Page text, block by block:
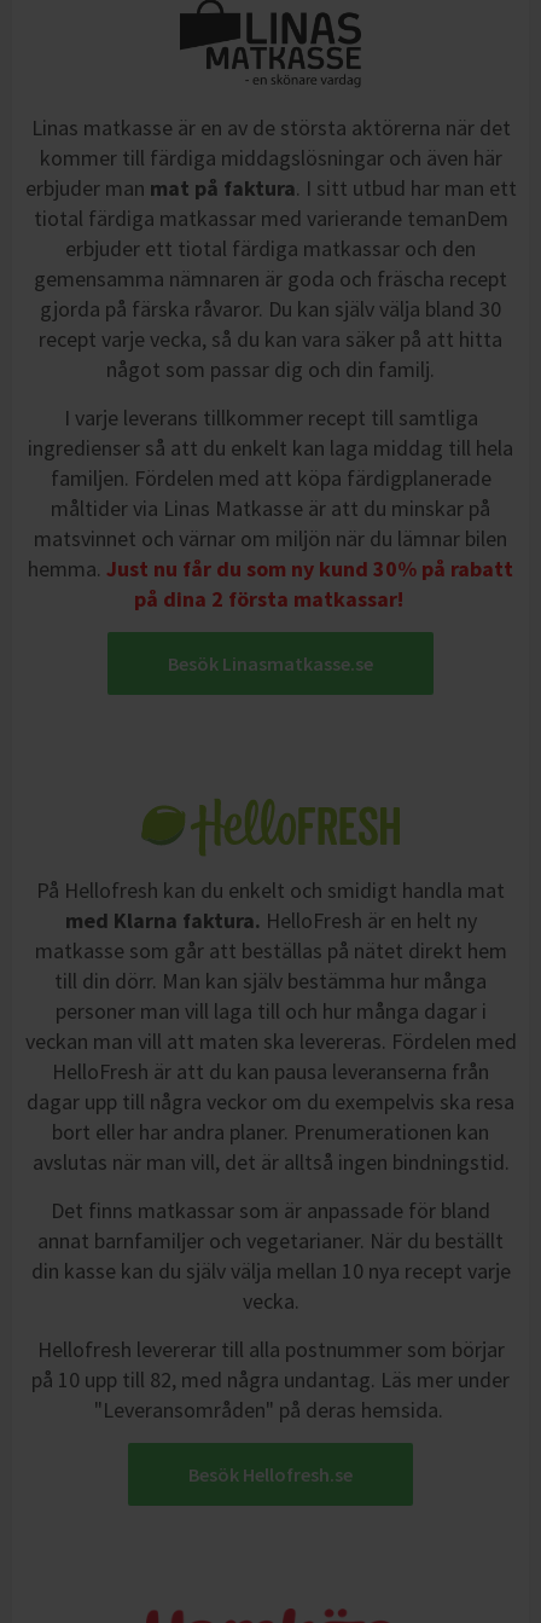
Linas matkasse är en av de största aktörerna när det
kommer till färdiga middagslösningar och även här
erbjuder man mat på faktura. I sitt utbud har man ett
tiotal färdiga matkassar med varierande temanDem
erbjuder ett tiotal färdiga matkassar och den
gemensamma nämnaren är goda och fräscha recept
gjorda på färska råvaror. Du kan själv välja bland 30
recept varje vecka, så du kan vara säker på att hitta
något som passar dig och din familj.
I varje leverans tillkommer recept till samtliga
ingredienser så att du enkelt kan laga middag till hela
familjen. Fördelen med att köpa färdigplanerade
måltider via Linas Matkasse är att du minskar på
matsvinnet och värnar om miljön när du lämnar bilen
hemma. Just nu får du som ny kund 30% på rabatt
på dina 2 första matkassar!
Besök Linasmatkasse.se
På Hellofresh kan du enkelt och smidigt handla mat
med Klarna faktura. HelloFresh är en helt ny
matkasse som går att beställas på nätet direkt hem
till din dörr. Man kan själv bestämma hur många
personer man vill laga till och hur många dagar i
veckan man vill att maten ska levereras. Fördelen med
HelloFresh är att du kan pausa leveranserna från
dagar upp till några veckor om du exempelvis ska resa
bort eller har andra planer. Prenumerationen kan
avslutas när man vill, det är alltså ingen bindningstid.
Det finns matkassar som är anpassade för bland
annat barnfamiljer och vegetarianer. När du beställt
din kasse kan du själv välja mellan 10 nya recept varje
vecka.
Hellofresh levererar till alla postnummer som börjar
på 10 upp till 82, med några undantag. Läs mer under
"Leveransområden" på deras hemsida.
Besök Hellofresh.se